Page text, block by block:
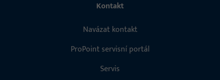
Kontakt
Navázat kontakt
ProPoint servisní portál
Servis